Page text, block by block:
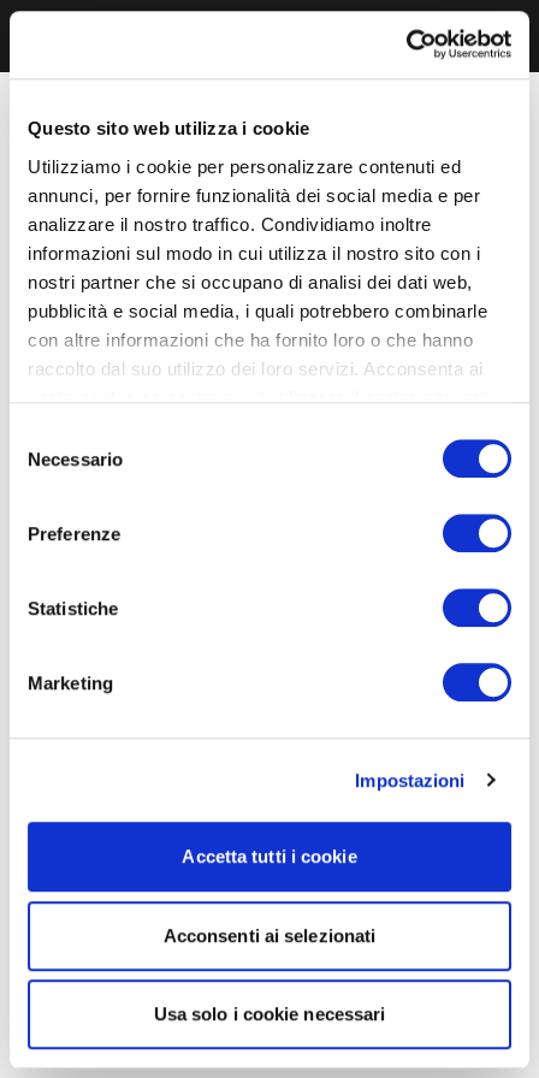
Questo sito web utilizza i cookie
Utilizziamo i cookie per personalizzare contenuti ed
annunci, per fornire funzionalità dei social media e per
analizzare il nostro traffico. Condividiamo inoltre
informazioni sul modo in cui utilizza il nostro sito con i
nostri partner che si occupano di analisi dei dati web,
pubblicità e social media, i quali potrebbero combinarle
con altre informazioni che ha fornito loro o che hanno
raccolto dal suo utilizzo dei loro servizi. Acconsenta ai
delNecessario
Preferenze
Statistiche
Marketing
Impostazioni
Accetta tutti i cookie
Acconsenti ai selezionati
Usa solo i cookie necessari